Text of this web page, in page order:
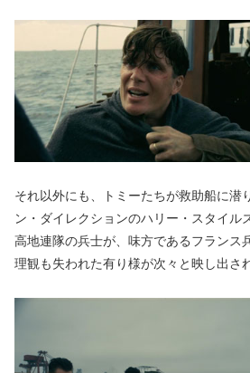
それ以外にも、トミーたちが救助船に潜
ン・ダイレクションのハリー・スタイル
高地連隊の兵士が、味方であるフランス
理観も失われた有り様が次々と映し出さ